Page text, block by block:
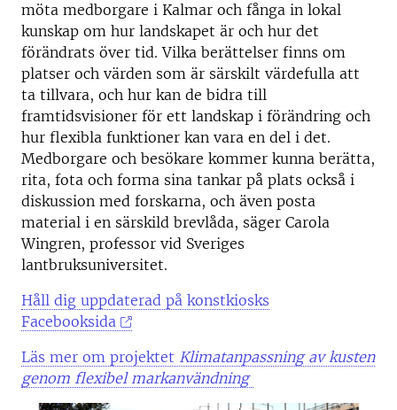
möta medborgare i Kalmar och fånga in lokal
kunskap om hur landskapet är och hur det
förändrats över tid. Vilka berättelser finns om
platser och värden som är särskilt värdefulla att
ta tillvara, och hur kan de bidra till
framtidsvisioner för ett landskap i förändring och
hur flexibla funktioner kan vara en del i det.
Medborgare och besökare kommer kunna berätta,
rita, fota och forma sina tankar på plats också i
diskussion med forskarna, och även posta
material i en särskild brevlåda, säger Carola
Wingren, professor vid Sveriges
lantbruksuniversitet.
Håll dig uppdaterad på konstkiosks
Facebooksida
Läs mer om projektet Klimatanpassning av kusten
genom flexibel markanvändning